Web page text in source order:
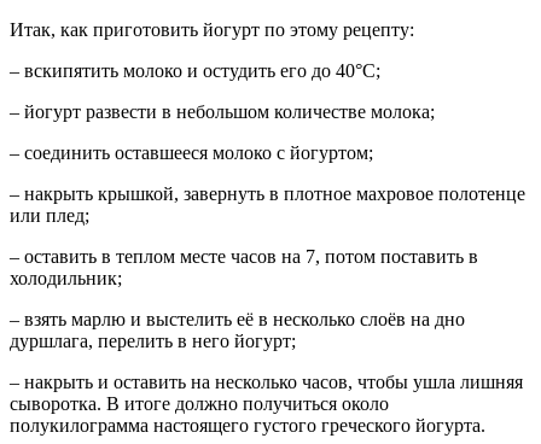
Итак, как приготовить йогурт по этому рецепту:
– вскипятить молоко и остудить его до 40°С;
– йогурт развести в небольшом количестве молока;
– соединить оставшееся молоко с йогуртом;
– накрыть крышкой, завернуть в плотное махровое полотенце
или плед;
– оставить в теплом месте часов на 7, потом поставить в
холодильник;
– взять марлю и выстелить её в несколько слоёв на дно
дуршлага, перелить в него йогурт;
– накрыть и оставить на несколько часов, чтобы ушла лишняя
сыворотка. В итоге должно получиться около
полукилограмма настоящего густого греческого йогурта.